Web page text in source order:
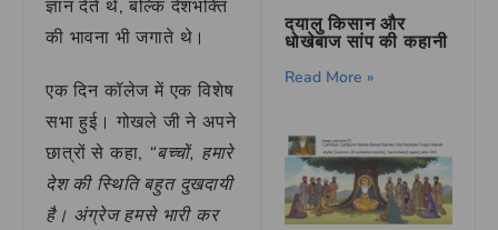
ज्ञान देते थे, बल्कि देशभक्ति
की भावना भी जगाते थे।
एक दिन कॉलेज में एक विशेष
सभा हुई। गोखले जी ने अपने
छात्रों से कहा, “बच्चों, हमारे
देश की स्थिति बहुत दुखदायी
है। अंग्रेज हमसे भारी कर
दयालु किसान और
धोखेबाज सांप की कहानी
Read More »